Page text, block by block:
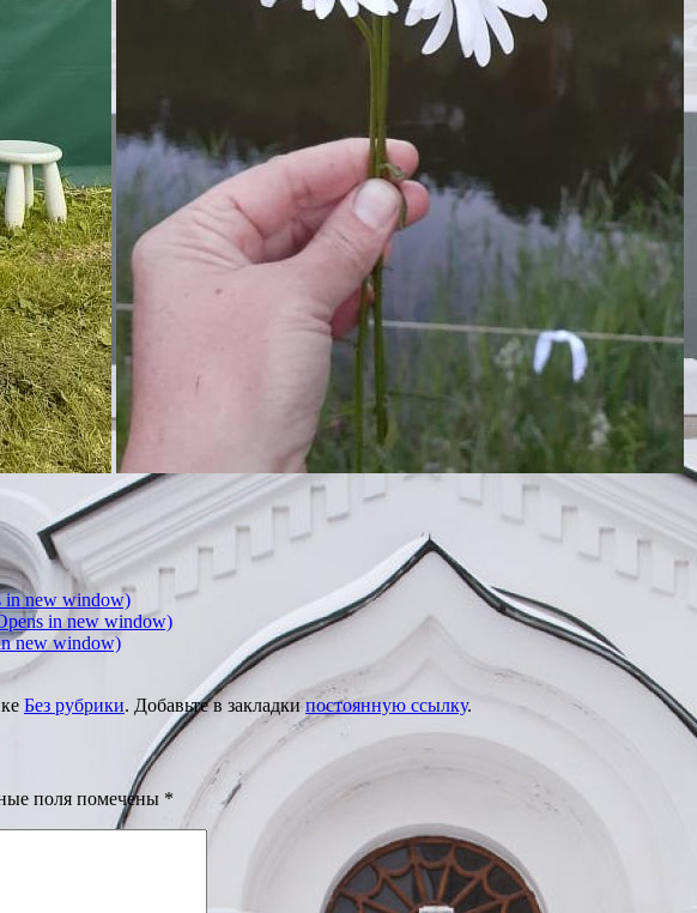
in new window)
in new window)
new window)
Без рубрики. Добавьте в закладкипостоянную ссылку.
поля помечены *